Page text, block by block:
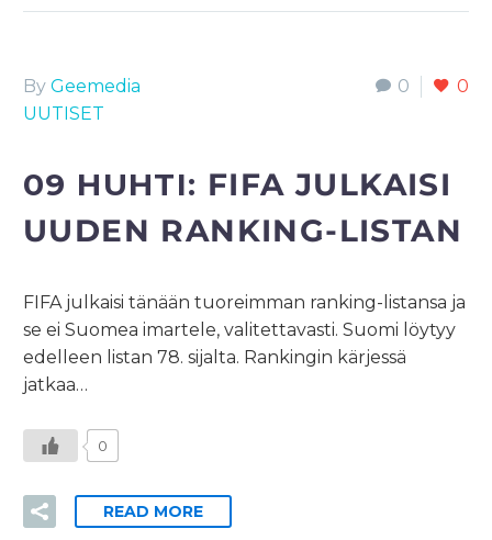
0 0
By Geemedia
UUTISET
09 HUHTI: FIFA JULKAISI
UUDEN RANKING-LISTAN
FIFA julkaisi tänään tuoreimman ranking-listansa ja
se ei Suomea imartele, valitettavasti. Suomi löytyy
edelleen listan 78. sijalta. Rankingin kärjessä
jatkaa…
0
READ MORE